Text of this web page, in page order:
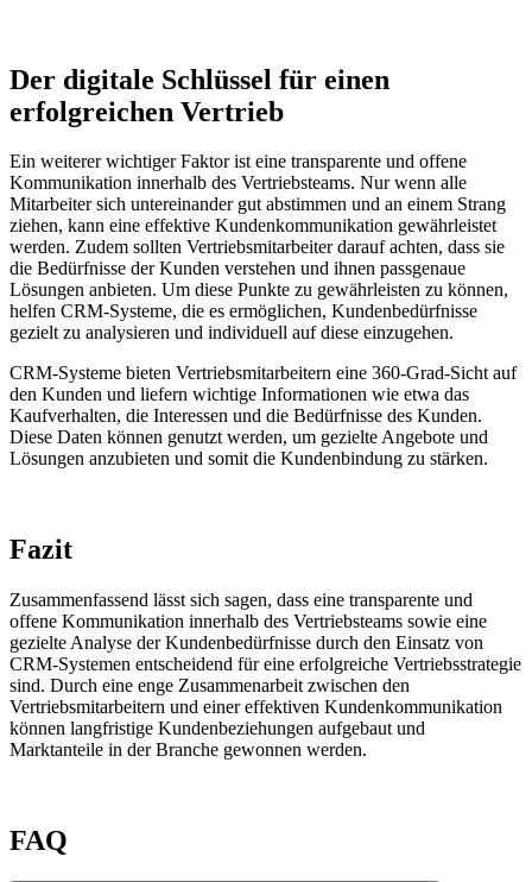
Der digitale Schlüssel für einen
erfolgreichen Vertrieb
Ein weiterer wichtiger Faktor ist eine transparente und offene
Kommunikation innerhalb des Vertriebsteams. Nur wenn alle
Mitarbeiter sich untereinander gut abstimmen und an einem Strang
ziehen, kann eine effektive Kundenkommunikation gewährleistet
werden. Zudem sollten Vertriebsmitarbeiter darauf achten, dass sie
die Bedürfnisse der Kunden verstehen und ihnen passgenaue
Lösungen anbieten. Um diese Punkte zu gewährleisten zu können,
helfen CRM-Systeme, die es ermöglichen, Kundenbedürfnisse
gezielt zu analysieren und individuell auf diese einzugehen.
CRM-Systeme bieten Vertriebsmitarbeitern eine 360-Grad-Sicht auf
den Kunden und liefern wichtige Informationen wie etwa das
Kaufverhalten, die Interessen und die Bedürfnisse des Kunden.
Diese Daten können genutzt werden, um gezielte Angebote und
Lösungen anzubieten und somit die Kundenbindung zu stärken.
Fazit
Zusammenfassend lässt sich sagen, dass eine transparente und
offene Kommunikation innerhalb des Vertriebsteams sowie eine
gezielte Analyse der Kundenbedürfnisse durch den Einsatz von
CRM-Systemen entscheidend für eine erfolgreiche Vertriebsstrategie
sind. Durch eine enge Zusammenarbeit zwischen den
Vertriebsmitarbeitern und einer effektiven Kundenkommunikation
können langfristige Kundenbeziehungen aufgebaut und
Marktanteile in der Branche gewonnen werden.
FAQ